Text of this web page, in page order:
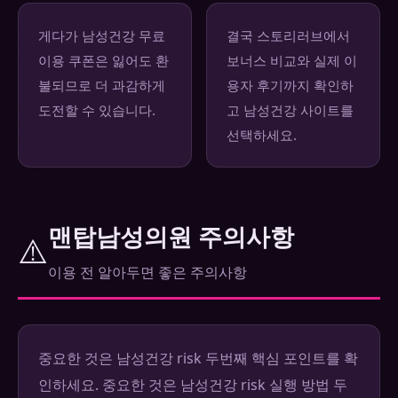
게다가 남성건강 무료
이용 쿠폰은 잃어도 환
불되므로 더 과감하게
도전할 수 있습니다.
결국 스토리러브에서
보너스 비교와 실제 이
용자 후기까지 확인하
고 남성건강 사이트를
선택하세요.
⚠️맨탑남성의원 주의사항
이용 전 알아두면 좋은 주의사항
중요한 것은 남성건강 risk 두번째 핵심 포인트를 확
인하세요. 중요한 것은 남성건강 risk 실행 방법 두